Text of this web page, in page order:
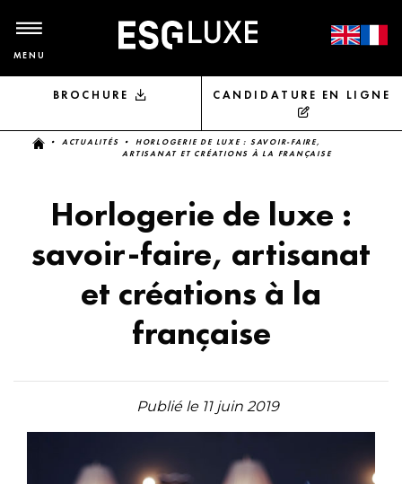
Horlogerie de luxe :
savoir-faire, artisanat
et créations à la
française
Publié le 11 juin 2019
MENU
BROCHURE CANDIDATURE EN LIGNE
Vous êtes ici
• ACTUALITÉS
• HORLOGERIE DE LUXE : SAVOIR-FAIRE,
ARTISANAT ET CRÉATIONS À LA FRANÇAISE